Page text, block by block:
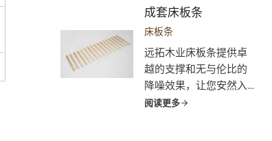
防止霉菌滋生。它们易
于安装，与各种床架兼
项目的完美选择。选择
源拓木业，打造舒适、
可持续的睡眠解决方
案。
成套床板条
床板条
远拓木业床板条提供卓
越的支撑和无与伦比的
降噪效果，让您安然入
睡。我们的板条由优质
阅读更多